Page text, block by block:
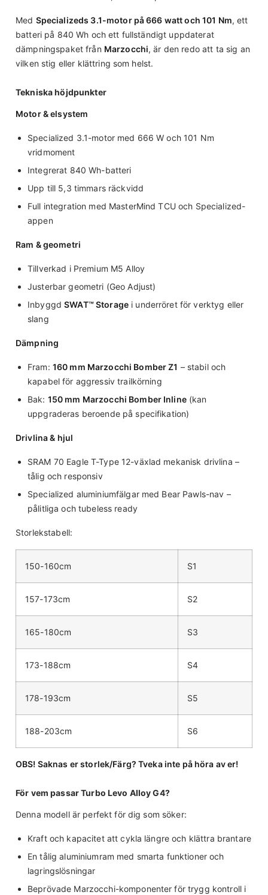
Med Specializeds 3.1-motor på 666 watt och 101 Nm, ett
batteri på 840 Wh och ett fullständigt uppdaterat
dämpningspaket från Marzocchi, är den redo att ta sig an
vilken stig eller klättring som helst.
Tekniska höjdpunkter
Motor & elsystem
Specialized 3.1-motor med 666 W och 101 Nm
vridmoment
Integrerat 840 Wh-batteri
Upp till 5,3 timmars räckvidd
Full integration med MasterMind TCU och Specialized-
appen
Ram & geometri
Tillverkad i Premium M5 Alloy
Justerbar geometri (Geo Adjust)
InbyggdSWAT™ Storagei underröret för verktyg eller
slang
Dämpning
Fram: 160 mm Marzocchi Bomber Z1 – stabil och
kapabel för aggressiv trailkörning
Bak: 150 mm Marzocchi Bomber Inline(kan
uppgraderas beroende på specifikation)
Drivlina & hjul
SRAM 70 Eagle T-Type 12-växlad mekanisk drivlina –
tålig och responsiv
Specialized aluminiumfälgar med Bear Pawls-nav –
pålitliga och tubeless ready
Storlekstabell:
150-160cm S1
157-173cm S2
165-180cm S3
173-188cm S4
178-193cm S5
188-203cm S6
OBS! Saknas er storlek/Färg? Tveka inte på höra av er!
För vem passar Turbo Levo Alloy G4?
Denna modell är perfekt för dig som söker:
Kraft och kapacitet att cykla längre och klättra brantare
En tålig aluminiumram med smarta funktioner och
lagringslösningar
Beprövade Marzocchi-komponenter för trygg kontroll i